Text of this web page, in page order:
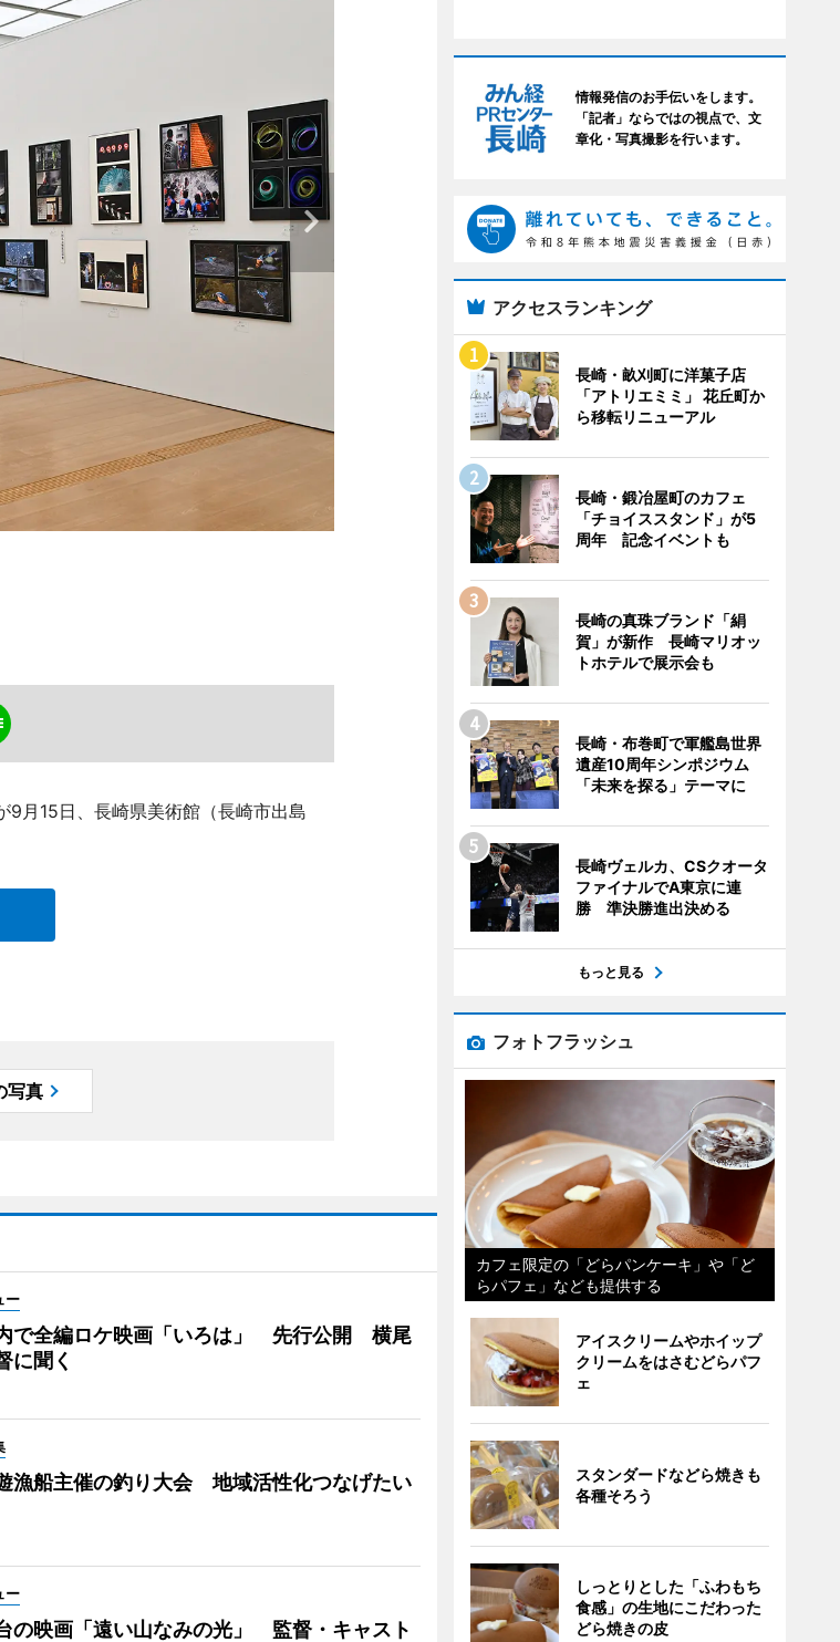
月15日、長崎県美術館（長崎市出島
写真
ー
で全編ロケ映画「いろは」 先行公開 横尾
に聞く
漁船主催の釣り大会 地域活性化つなげたい
ー
の映画「遠い山なみの光」 監督・キャスト
情報発信のお手伝いをします。
「記者」ならではの視点で、文
章化・写真撮影を行います。
アクセスランキング
長崎・畝刈町に洋菓子店
「アトリエミミ」 花丘町か
ら移転リニューアル
長崎・鍛冶屋町のカフェ
「チョイススタンド」が5
周年 記念イベントも
長崎の真珠ブランド「絹
賀」が新作 長崎マリオッ
トホテルで展示会も
長崎・布巻町で軍艦島世界
遺産10周年シンポジウム
「未来を探る」テーマに
長崎ヴェルカ、CSクオータ
ファイナルでA東京に連
勝 準決勝進出決める
もっと見る
フォトフラッシュ
カフェ限定の「どらパンケーキ」や「ど
らパフェ」なども提供する
アイスクリームやホイップ
クリームをはさむどらパフ
ェ
スタンダードなどら焼きも
各種そろう
しっとりとした「ふわもち
食感」の生地にこだわった
どら焼きの皮